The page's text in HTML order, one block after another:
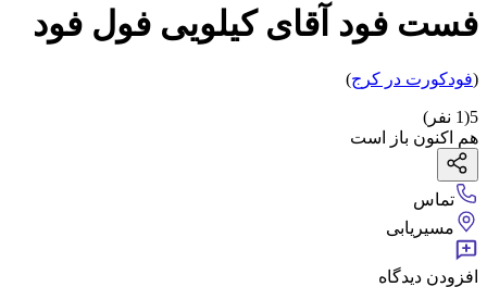
فست فود آقای کیلویی فول فود
(فودکورت در کرج)
5
(
1 نفر)
هم اکنون باز است
تماس
مسیریابی
افزودن دیدگاه